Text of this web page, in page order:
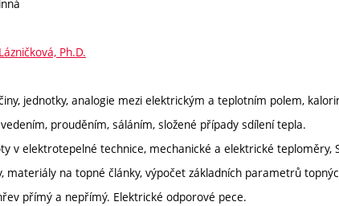
Ph.D.
jednotky, analogie mezi elektrickým a teplotním polem,
prouděním, sáláním, složené případy sdílení tepla.
v elektrotepelné technice, mechanické a elektrické teploměry,
materiály na topné články, výpočet základních parametrů
přímý a nepřímý. Elektrické odporové pece.